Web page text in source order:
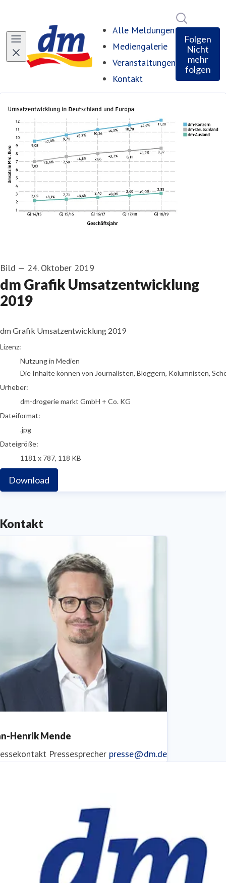
Alle Meldungen
Mediengalerie
Veranstaltungen
Kontakt
Folgen
Nicht
mehr
folgen
Bild — 24. Oktober 2019
dm Grafik Umsatzentwicklung
2019
dm Grafik Umsatzentwicklung 2019
dm-drogerie markt GmbH + Co. KG
Lizenz:
Nutzung in Medien
Die Inhalte können von Journalisten, Bloggern, Kolumnisten,
Urheber:
dm-drogerie markt GmbH + Co. KG
Dateiformat:
.jpg
Dateigröße:
1181 x 787, 118 KB
Download
Kontakt
Henrik Mende
Pressesprecher presse@dm.de